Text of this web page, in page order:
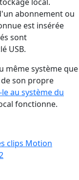
abonnement ou
est insérée
sont
USB.
même système que
son propre
au système du
fonctionne.
clips Motion